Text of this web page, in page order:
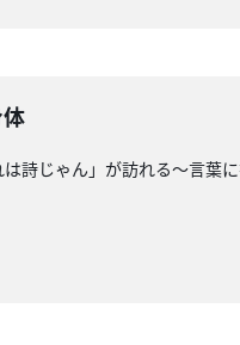
詩じゃん」が訪れる〜言葉